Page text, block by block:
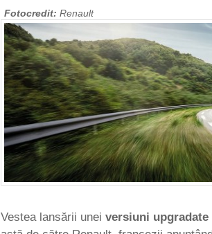
Fotocredit: Renault
Vestea lansării unei versiuni upgradate